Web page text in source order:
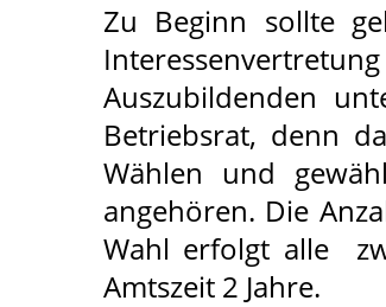
Zu Beginn sollte
Auszubildenden
Betriebsrat, denn
Wählen und
angehören. Die
Wahl erfolgt alle
Amtszeit 2 Jahre.